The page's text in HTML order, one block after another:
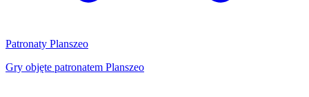
Patronaty Planszeo
Gry objęte patronatem Planszeo